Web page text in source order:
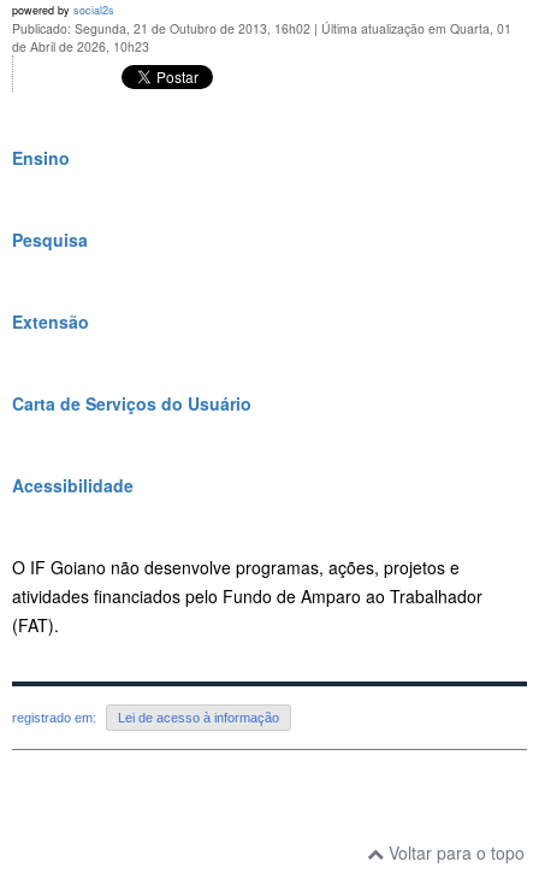
powered by social2s
Publicado: Segunda, 21 de Outubro de 2013, 16h02 | Última atualização em Quarta, 01
de Abril de 2026, 10h23
Ensino
Pesquisa
Extensão
Carta de Serviços do Usuário
Acessibilidade
O IF Goiano não desenvolve programas, ações, projetos e
atividades financiados pelo Fundo de Amparo ao Trabalhador
(FAT).
registrado em: Lei de acesso à informação
Voltar para o topo